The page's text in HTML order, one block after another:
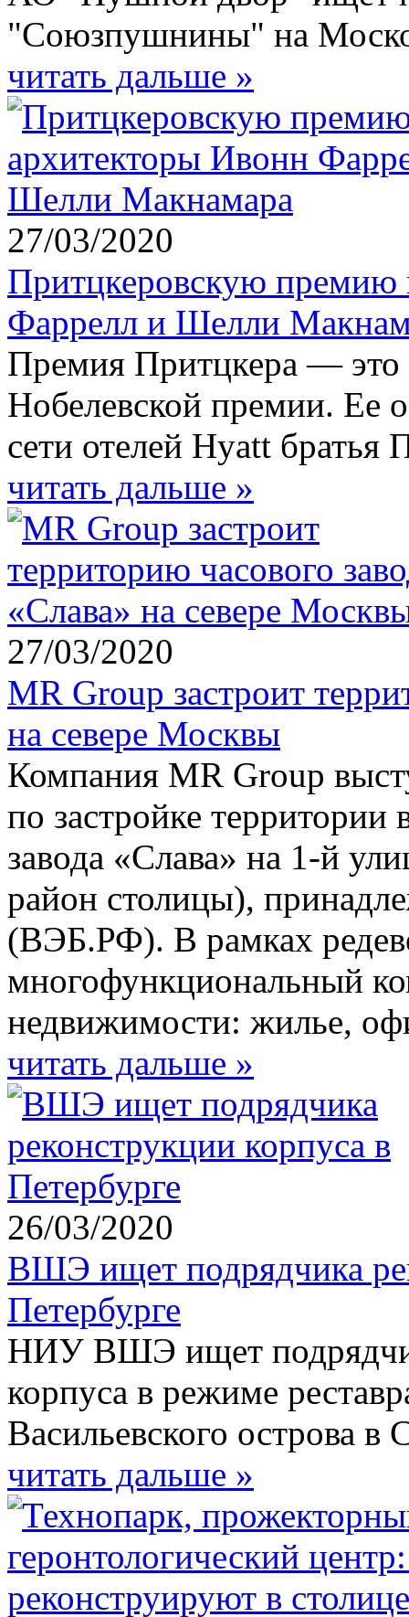
"Союзпушнины" на
читать дальше »
27/03/2020
Притцкеровскую премию
Фаррелл и Шелли
Премия Притцкера — это
Нобелевской премии. Ее
сети отелей Hyatt братья
читать дальше »
27/03/2020
MR Group застроит
на севере Москвы
Компания MR Group
по застройке территории
завода «Слава» на 1-й
район столицы),
(ВЭБ.РФ). В рамках
многофункциональный
недвижимости: жилье,
читать дальше »
26/03/2020
ВШЭ ищет подрядчика
Петербурге
НИУ ВШЭ ищет
корпуса в режиме
Васильевского острова в
читать дальше »